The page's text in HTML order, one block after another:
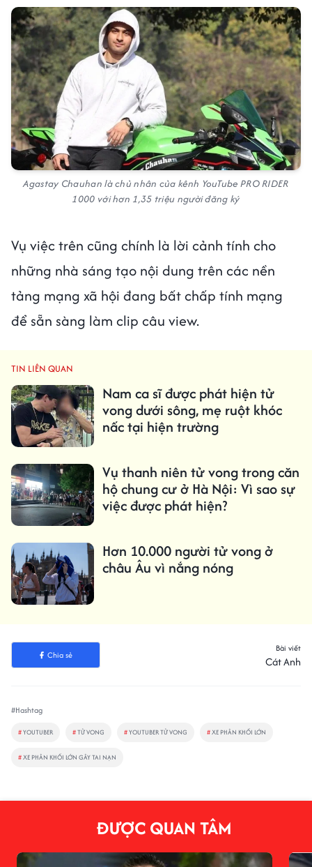
Agastay Chauhan là chủ nhân của kênh YouTube PRO RIDER
1000 với hơn 1,35 triệu người đăng ký
Vụ việc trên cũng chính là lời cảnh tính cho
những nhà sáng tạo nội dung trên các nền
tảng mạng xã hội đang bất chấp tính mạng
để sẵn sàng làm clip câu view.
TIN LIÊN QUAN
Nam ca sĩ được phát hiện tử
vong dưới sông, mẹ ruột khóc
nấc tại hiện trường
Vụ thanh niên tử vong trong căn
hộ chung cư ở Hà Nội: Vì sao sự
việc được phát hiện?
Hơn 10.000 người tử vong ở
châu Âu vì nắng nóng
Chia sẻ
Bài viết
Cát Anh
#Hashtag
#YOUTUBER #TỬ VONG #YOUTUBER TỬ VONG #XE PHÂN KHỐI LỚN
#XE PHÂN KHỐI LỚN GÂY TAI NẠN
ĐƯỢC QUAN TÂM